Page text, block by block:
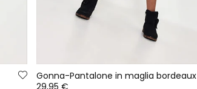
Gonna-Pantalone in maglia bordeaux